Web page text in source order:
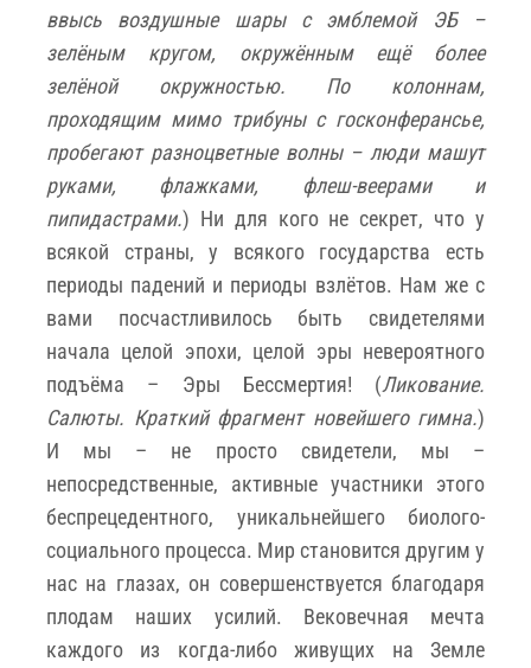
ввысь воздушные шары с эмблемой ЭБ –
зелёным кругом, окружённым ещё более
зелёной окружностью. По колоннам,
проходящим мимо трибуны с госконферансье,
пробегают разноцветные волны – люди машут
руками, флажками, флеш-веерами и
пипидастрами.) Ни для кого не секрет, что у
всякой страны, у всякого государства есть
периоды падений и периоды взлётов. Нам же с
вами посчастливилось быть свидетелями
начала целой эпохи, целой эры невероятного
подъёма – Эры Бессмертия! (Ликование.
Салюты. Краткий фрагмент новейшего гимна.)
И мы – не просто свидетели, мы –
непосредственные, активные участники этого
беспрецедентного, уникальнейшего биолого-
социального процесса. Мир становится другим у
нас на глазах, он совершенствуется благодаря
плодам наших усилий. Вековечная мечта
каждого из когда-либо живущих на Земле